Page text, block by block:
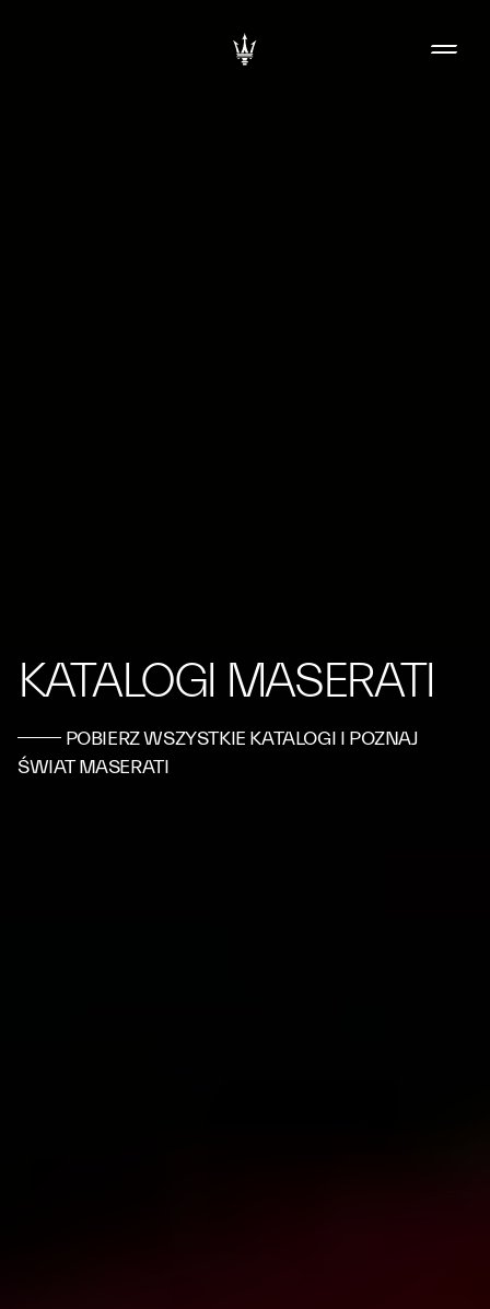
KATALOGI MASERATI
POBIERZ WSZYSTKIE KATALOGI I POZNAJ
ŚWIAT MASERATI